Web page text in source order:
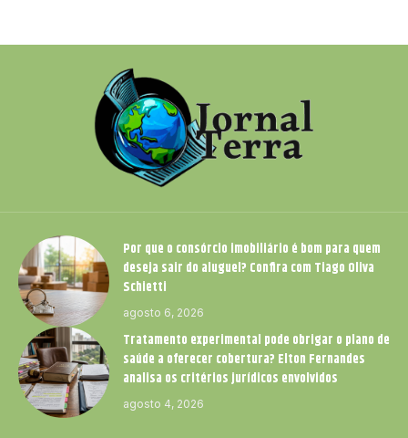
Por que o consórcio imobiliário é bom para quem
deseja sair do aluguel? Confira com Tiago Oliva
Schietti
agosto 6, 2026
Tratamento experimental pode obrigar o plano de
saúde a oferecer cobertura? Elton Fernandes
analisa os critérios jurídicos envolvidos
agosto 4, 2026